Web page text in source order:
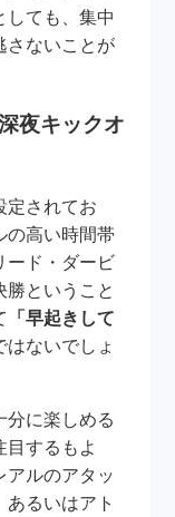
しても、集中
さないことが
夜キックオ
定されてお
の高い時間帯
ード・ダービ
勝ということ
「早起きして
はないでしょ
分に楽しめる
目するもよ
アルのアタッ
るいはアト